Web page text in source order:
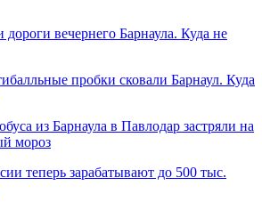
вечернего Барнаула. Куда не
пробки сковали Барнаул. Куда
из Барнаула в Павлодар застряли на
мороз
теперь зарабатывают до 500 тыс.